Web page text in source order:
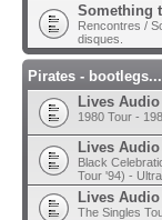
Something
Rencontres /
disques.
Pirates - bootlegs...
Lives Audio
1980 Tour -
Lives Audio
Black
Tour '94) -
Lives Audio
The Singles